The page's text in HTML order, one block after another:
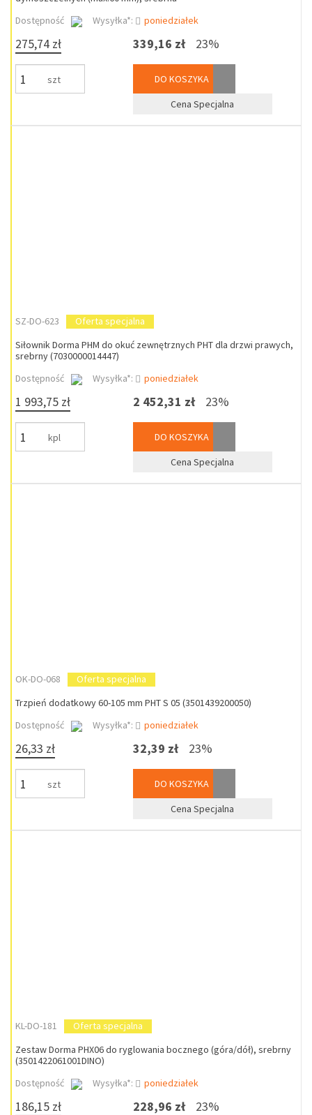
Dostępność
Wysyłka*: poniedziałek
275,74 zł
szt
339,16 zł 23%
DO KOSZYKA
Cena Specjalna
SZ-DO-623
Oferta specjalna
Siłownik Dorma PHM do okuć zewnętrznych PHT dla drzwi prawych,
srebrny (7030000014447)
Dostępność
Wysyłka*: poniedziałek
1 993,75 zł
kpl
2 452,31 zł 23%
DO KOSZYKA
Cena Specjalna
OK-DO-068
Oferta specjalna
Trzpień dodatkowy 60-105 mm PHT S 05 (3501439200050)
Dostępność
Wysyłka*: poniedziałek
26,33 zł
szt
32,39 zł 23%
DO KOSZYKA
Cena Specjalna
KL-DO-181
Oferta specjalna
Zestaw Dorma PHX06 do ryglowania bocznego (góra/dół), srebrny
(3501422061001DINO)
Dostępność
Wysyłka*: poniedziałek
186,15 zł 228,96 zł 23%